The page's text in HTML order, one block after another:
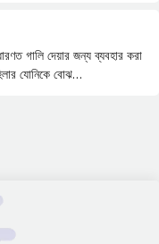
গালি দেয়ার জন্য ব্যবহার করা
যোনিকে বোঝ…